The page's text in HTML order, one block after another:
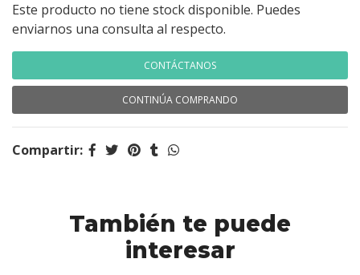
Este producto no tiene stock disponible. Puedes
enviarnos una consulta al respecto.
CONTÁCTANOS
CONTINÚA COMPRANDO
Compartir:
También te puede
interesar